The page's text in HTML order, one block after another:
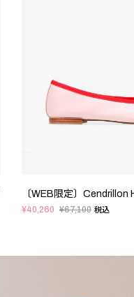
¥40,260 ¥67,100 税込